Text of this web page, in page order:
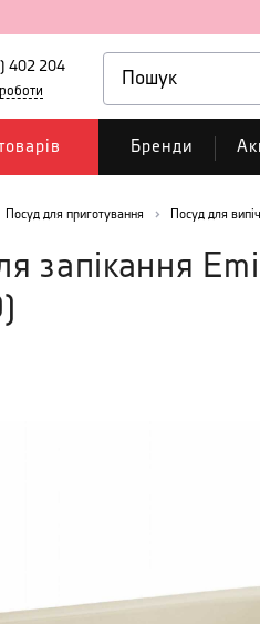
402 204
роботи
Бренди
Посуд для приготування Посуд для
запікання
)